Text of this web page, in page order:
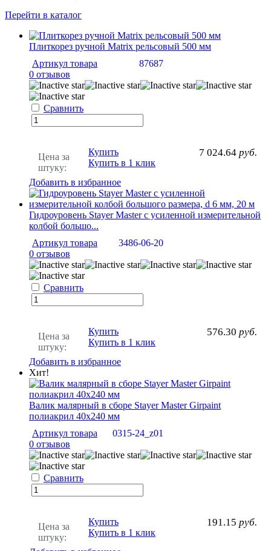
Перейти в каталог
Плиткорез ручной Matrix рельсовый 500 мм
Артикул товара
87687
0 отзывов
Сравнить
Цена за
штуку:
7 024.64 руб.
Купить
Купить в 1 клик
Добавить в избранное
Гидроуровень Stayer Master с усиленной измерительной
колбой большо...
Артикул товара
3486-06-20
0 отзывов
Сравнить
Цена за
штуку:
576.30 руб.
Купить
Купить в 1 клик
Добавить в избранное
Хит!
Валик малярный в сборе Stayer Master Girpaint
полиакрил 40х240 мм
Артикул товара
0315-24_z01
0 отзывов
Сравнить
Цена за
штуку:
191.15 руб.
Купить
Купить в 1 клик